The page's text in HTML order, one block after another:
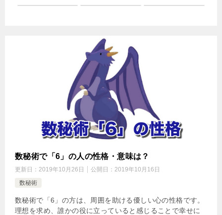
数秘術で「6」の人の性格・意味は？
更新日： 2019年10月26日 公開日： 2019年10月16日
数秘術
数秘術で「6」の方は、周囲を助ける優しい心の性格です。
理想を求め、誰かの役に立っていると感じることで幸せに